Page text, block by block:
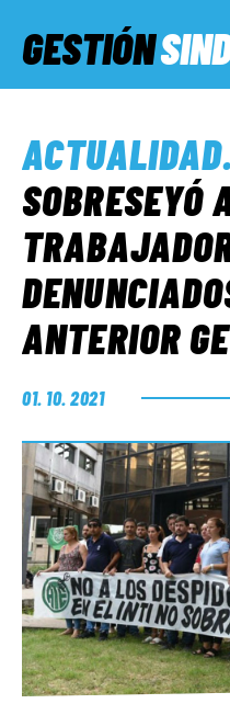
GESTIÓN
SERVICIOS
INFORMES
FUERA DE
EL LADO «G»
ACTUALIDAD.
SOBRESEYÓ
ANTERIOR
01. 10. 2021